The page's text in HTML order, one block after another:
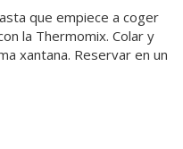
que empiece a coger
la Thermomix. Colar y
xantana. Reservar en un